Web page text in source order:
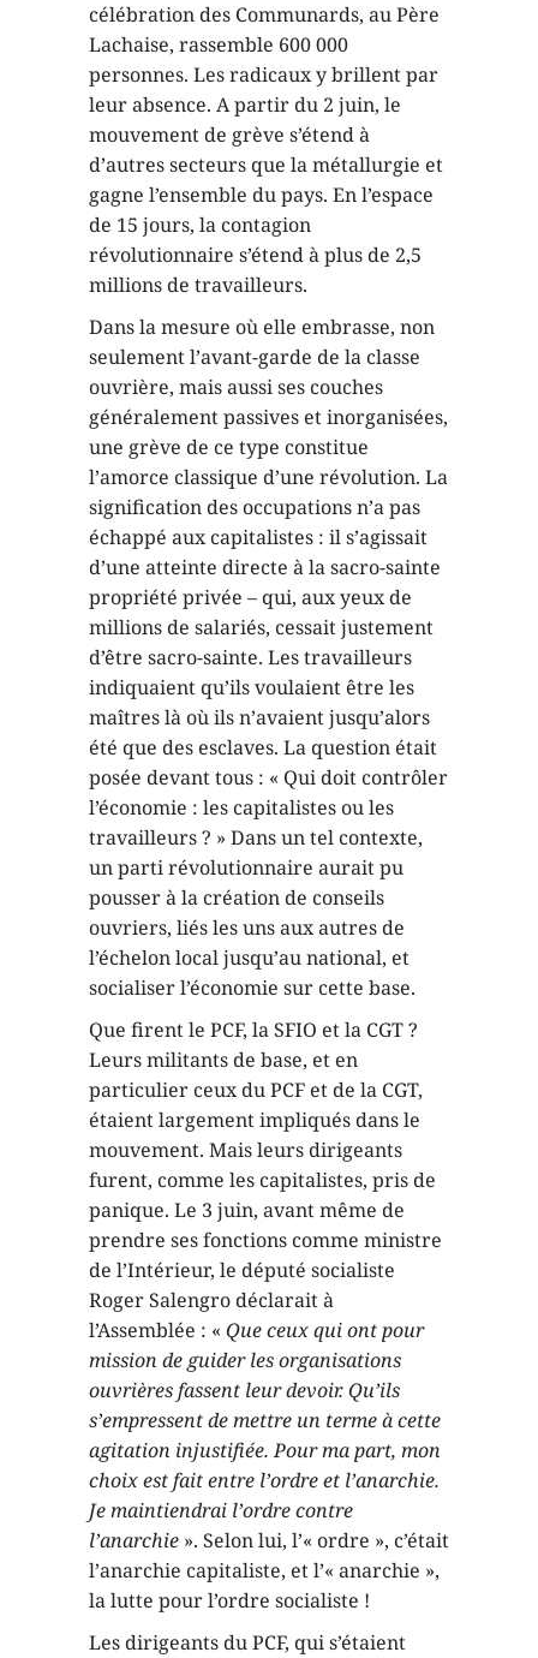
célébration des Communards, au Père
Lachaise, rassemble 600 000
personnes. Les radicaux y brillent par
leur absence. A partir du 2 juin, le
mouvement de grève s’étend à
d’autres secteurs que la métallurgie et
gagne l’ensemble du pays. En l’espace
de 15 jours, la contagion
révolutionnaire s’étend à plus de 2,5
millions de travailleurs.
Dans la mesure où elle embrasse, non
seulement l’avant-garde de la classe
ouvrière, mais aussi ses couches
généralement passives et inorganisées,
une grève de ce type constitue
l’amorce classique d’une révolution. La
signification des occupations n’a pas
échappé aux capitalistes : il s’agissait
d’une atteinte directe à la sacro-sainte
propriété privée – qui, aux yeux de
millions de salariés, cessait justement
d’être sacro-sainte. Les travailleurs
indiquaient qu’ils voulaient être les
maîtres là où ils n’avaient jusqu’alors
été que des esclaves. La question était
posée devant tous : « Qui doit contrôler
l’économie : les capitalistes ou les
travailleurs ? » Dans un tel contexte,
un parti révolutionnaire aurait pu
pousser à la création de conseils
ouvriers, liés les uns aux autres de
l’échelon local jusqu’au national, et
socialiser l’économie sur cette base.
Que firent le PCF, la SFIO et la CGT ?
Leurs militants de base, et en
particulier ceux du PCF et de la CGT,
étaient largement impliqués dans le
mouvement. Mais leurs dirigeants
furent, comme les capitalistes, pris de
panique. Le 3 juin, avant même de
prendre ses fonctions comme ministre
de l’Intérieur, le député socialiste
Roger Salengro déclarait à
l’Assemblée : « Que ceux qui ont pour
mission de guider les organisations
ouvrières fassent leur devoir. Qu’ils
s’empressent de mettre un terme à cette
agitation injustifiée. Pour ma part, mon
choix est fait entre l’ordre et l’anarchie.
Je maintiendrai l’ordre contre
l’anarchie ». Selon lui, l’« ordre », c’était
l’anarchie capitaliste, et l’« anarchie »,
la lutte pour l’ordre socialiste !
Les dirigeants du PCF, qui s’étaient